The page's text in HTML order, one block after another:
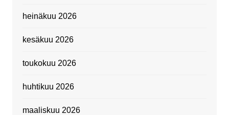
heinäkuu 2026
kesäkuu 2026
toukokuu 2026
huhtikuu 2026
maaliskuu 2026